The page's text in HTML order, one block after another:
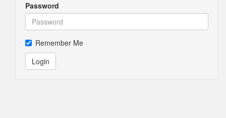
Password
Remember Me
Login